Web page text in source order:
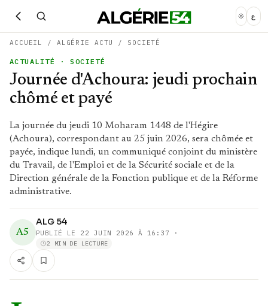
ع
ACCUEIL / ALGÉRIE ACTU / SOCIETÉ
ACTUALITÉ · SOCIETÉ
Journée d'Achoura: jeudi prochain
chômé et payé
La journée du jeudi 10 Moharam 1448 de l'Hégire
(Achoura), correspondant au 25 juin 2026, sera chômée et
payée, indique lundi, un communiqué conjoint du ministère
du Travail, de l'Emploi et de la Sécurité sociale et de la
Direction générale de la Fonction publique et de la Réforme
administrative.
A5
ALG 54
PUBLIÉ LE 22 JUIN 2026 À 16:37 ·
2 MIN DE LECTURE